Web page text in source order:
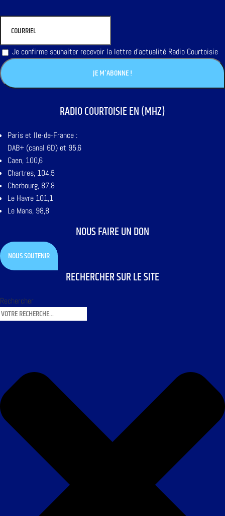
Je confirme souhaiter recevoir la lettre d'actualité Radio Courtoisie
RADIO COURTOISIE EN (MHZ)
Paris et Ile-de-France :
DAB+ (canal 6D) et 95,6
Caen, 100,6
Chartres, 104,5
Cherbourg, 87,8
Le Havre 101,1
Le Mans, 98,8
NOUS FAIRE UN DON
NOUS SOUTENIR
RECHERCHER SUR LE SITE
Rechercher